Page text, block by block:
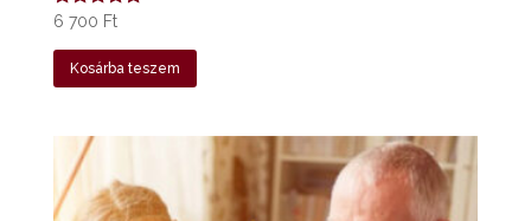
Értékelés:
/ 5
6 700 Ft
Kosárba teszem